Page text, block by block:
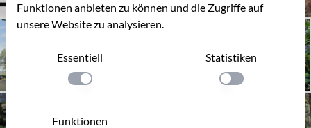
Funktionen anbieten zu können und die Zugriffe auf
unsere Website zu analysieren.
Essentiell
Einstellung anwenden
Statistiken
Einstellung
Funktionen